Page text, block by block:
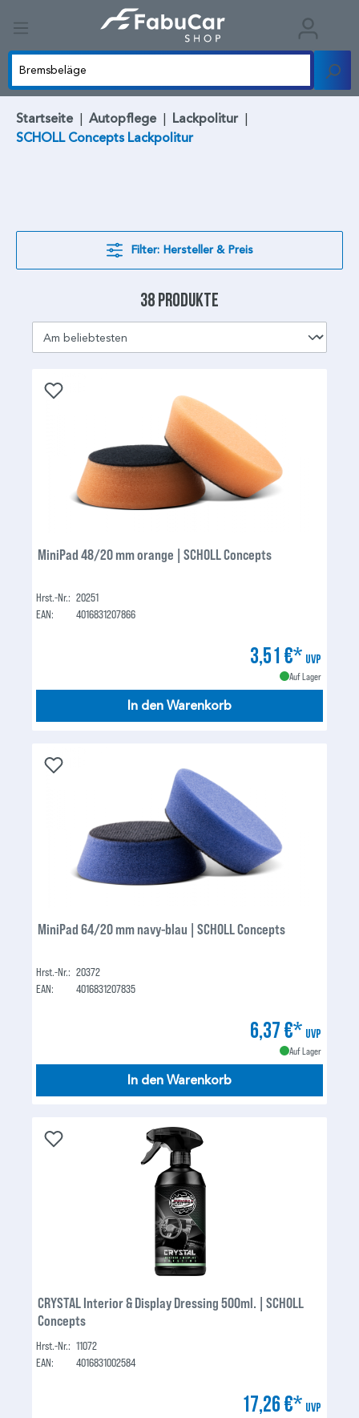
Startseite | Autopflege | Lackpolitur |
SCHOLL Concepts Lackpolitur
Filter: Hersteller & Preis
38 Produkte
MiniPad 48/20 mm orange | SCHOLL Concepts
Hrst.-Nr.: 20251
EAN:
4016831207866
3,51 €* UVP
Auf Lager
In den Warenkorb
MiniPad 64/20 mm navy-blau | SCHOLL Concepts
Hrst.-Nr.: 20372
EAN:
4016831207835
6,37 €* UVP
Auf Lager
In den Warenkorb
CRYSTAL Interior & Display Dressing 500ml. | SCHOLL
Concepts
Hrst.-Nr.: 11072
EAN:
4016831002584
17,26 €* UVP